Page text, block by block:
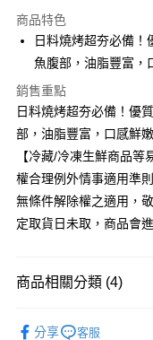
冷凍-全家取貨付款
免運費
冷凍-付款後全家取貨
免運費
商品特色
日料燒烤超夯必備
魚腹部，油脂豐富，
銷售重點
日料燒烤超夯必備！優
部，油脂豐富，口感鮮
【冷藏/冷凍生鮮商品
權合理例外情事適用準
無條件解除權之適用，
定取貨日未取，商品會
商品相關分類 (4)
分享 客服